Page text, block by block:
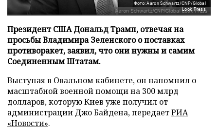
Фото: Aaron Schwartz/CNP/Global
Look Press
Президент США Дональд Трамп, отвечая на
просьбы Владимира Зеленского о поставках
противоракет, заявил, что они нужны и самим
Соединенным Штатам.
Выступая в Овальном кабинете, он напомнил о
масштабной военной помощи на 300 млрд
долларов, которую Киев уже получил от
администрации Джо Байдена, передаетРИА
«Новости».